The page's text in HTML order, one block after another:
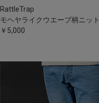
RattleTrap
モヘヤライクウエーブ柄ニット
￥5,000